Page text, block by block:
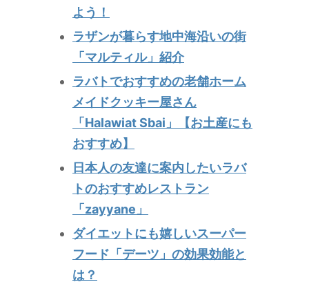
よう！
ラザンが暮らす地中海沿いの街
「マルティル」紹介
ラバトでおすすめの老舗ホーム
メイドクッキー屋さん
「Halawiat Sbai」【お土産にも
おすすめ】
日本人の友達に案内したいラバ
トのおすすめレストラン
「zayyane」
ダイエットにも嬉しいスーパー
フード「デーツ」の効果効能と
は？